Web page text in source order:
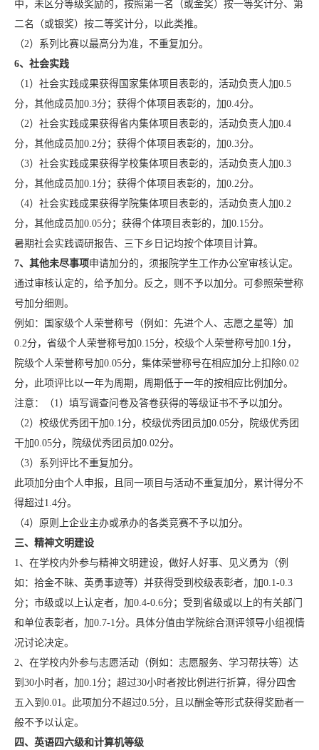
中，未区分等级奖励的，按照第一名（或金奖）按一等奖计分、第
二名（或银奖）按二等奖计分，以此类推。
（2）系列比赛以最高分为准，不重复加分。
6、社会实践
（1）社会实践成果获得国家集体项目表彰的，活动负责人加0.5
分，其他成员加0.3分；获得个体项目表彰的，加0.4分。
（2）社会实践成果获得省内集体项目表彰的，活动负责人加0.4
分，其他成员加0.2分；获得个体项目表彰的，加0.3分。
（3）社会实践成果获得学校集体项目表彰的，活动负责人加0.3
分，其他成员加0.1分；获得个体项目表彰的，加0.2分。
（4）社会实践成果获得学院集体项目表彰的，活动负责人加0.2
分，其他成员加0.05分；获得个体项目表彰的，加0.15分。
暑期社会实践调研报告、三下乡日记均按个体项目计算。
7、其他未尽事项申请加分的，须报院学生工作办公室审核认定。
通过审核认定的，给予加分。反之，则不予以加分。可参照荣誉称
号加分细则。
例如：国家级个人荣誉称号（例如：先进个人、志愿之星等）加
0.2分，省级个人荣誉称号加0.15分，校级个人荣誉称号加0.1分，
院级个人荣誉称号加0.05分，集体荣誉称号在相应加分上扣除0.02
分，此项评比以一年为周期，周期低于一年的按相应比例加分。
注意：（1）填写调查问卷及答卷获得的等级证书不予以加分。
（2）校级优秀团干加0.1分，校级优秀团员加0.05分，院级优秀团
干加0.05分，院级优秀团员加0.02分。
（3）系列评比不重复加分。
此项加分由个人申报，且同一项目与活动不重复加分，累计得分不
得超过1.4分。
（4）原则上企业主办或承办的各类竞赛不予以加分。
三、精神文明建设
1、在学校内外参与精神文明建设，做好人好事、见义勇为（例
如：拾金不昧、英勇事迹等）并获得受到校级表彰者，加0.1-0.3
分；市级或以上认定者，加0.4-0.6分；受到省级或以上的有关部门
和单位表彰者，加0.7-1分。具体分值由学院综合测评领导小组视情
况讨论决定。
2、在学校内外参与志愿活动（例如：志愿服务、学习帮扶等）达
到30小时者，加0.1分；超过30小时者按比例进行折算，得分四舍
五入到0.01。此项加分不超过0.5分，且以酬金等形式获得奖励者一
般不予以认定。
四、英语四六级和计算机等级